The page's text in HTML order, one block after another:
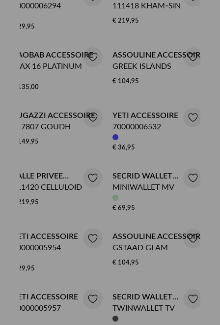
70000006294
€ 29,95
ACCESSOIRE
111418 KHAM-SIN
€ 219,95
BAOBAB ACCESSOIRE
MAX 16 PLATINUM
€ 135,00
ASSOULINE ACCESSOIRE
GREEK ISLANDS
€ 104,95
FUGAZZI ACCESSOIRE
117807 GOUDH
€ 149,95
YETI ACCESSOIRE
70000006532
€ 36,95
SALLE PRIVEE
ACCESSOIRE
111420 CELLULOID
€ 219,95
SECRID WALLET
ACCESSOIRE
MINIWALLET MV
€ 69,95
YETI ACCESSOIRE
70000005954
€ 29,95
ASSOULINE ACCESSOIRE
GSTAAD GLAM
€ 104,95
YETI ACCESSOIRE
70000005957
SECRID WALLET
ACCESSOIRE
TWINWALLET TV